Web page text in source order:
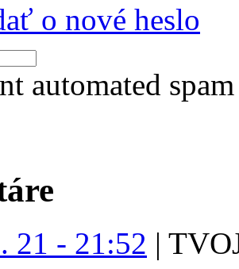
o nové heslo
automated
21 - 21:52 |